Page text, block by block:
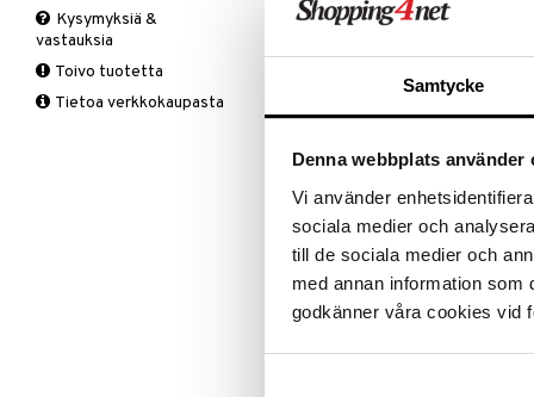
Samtycke
Denna webbplats använder
Vi använder
sociala medier och
till de sociala medier och
med annan information som
godkänner våra cookies vid
ALE - on aika
Tartu
Outlet
Rakastatko sinäkin todella
tuotteita alennettuun hintaan.
suosikkituotteitasi on vielä
Tarjous on voimassa niin kauan
Leipäveitset
Veitsenteroittimet
Veitsisetit
Veitsitarvikkeet
Liinat
Lakanasetit
Lakanat & Tyynyliinat
Matot
Viltit & Peitteet
Lintujen ruokinta
Puutarhavälineet
Ruukut
Sisälamput
Pöytälamput
Valaistustarvikkeet
Kysymyksiä &
vastauksia
Toivo tuotetta
Tietoa verkkokaupasta